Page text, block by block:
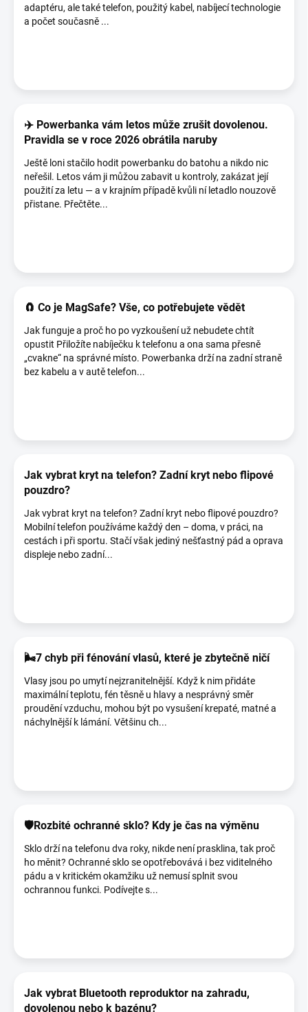
adaptéru, ale také telefon, použitý kabel, nabíjecí technologie
a počet současně ...
✈️ Powerbanka vám letos může zrušit dovolenou.
Pravidla se v roce 2026 obrátila naruby
Ještě loni stačilo hodit powerbanku do batohu a nikdo nic
neřešil. Letos vám ji můžou zabavit u kontroly, zakázat její
použití za letu — a v krajním případě kvůli ní letadlo nouzově
přistane. Přečtěte...
🧲 Co je MagSafe? Vše, co potřebujete vědět
Jak funguje a proč ho po vyzkoušení už nebudete chtít
opustit Přiložíte nabíječku k telefonu a ona sama přesně
„cvakne“ na správné místo. Powerbanka drží na zadní straně
bez kabelu a v autě telefon...
Jak vybrat kryt na telefon? Zadní kryt nebo flipové
pouzdro?
Jak vybrat kryt na telefon? Zadní kryt nebo flipové pouzdro?
Mobilní telefon používáme každý den – doma, v práci, na
cestách i při sportu. Stačí však jediný nešťastný pád a oprava
displeje nebo zadní...
🌬️7 chyb při fénování vlasů, které je zbytečně ničí
Vlasy jsou po umytí nejzranitelnější. Když k nim přidáte
maximální teplotu, fén těsně u hlavy a nesprávný směr
proudění vzduchu, mohou být po vysušení krepaté, matné a
náchylnější k lámání. Většinu ch...
🛡️Rozbité ochranné sklo? Kdy je čas na výměnu
Sklo drží na telefonu dva roky, nikde není prasklina, tak proč
ho měnit? Ochranné sklo se opotřebovává i bez viditelného
pádu a v kritickém okamžiku už nemusí splnit svou
ochrannou funkci. Podívejte s...
Jak vybrat Bluetooth reproduktor na zahradu,
dovolenou nebo k bazénu?